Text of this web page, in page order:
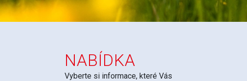
NABÍDKA
Vyberte si informace, které Vás